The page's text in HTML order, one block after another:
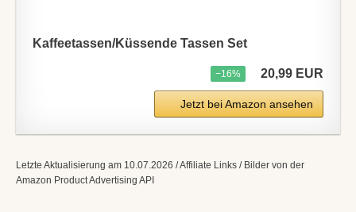
Kaffeetassen/Küssende Tassen Set
−16% 20,99 EUR
Jetzt bei Amazon ansehen
Letzte Aktualisierung am 10.07.2026 / Affiliate Links / Bilder von der
Amazon Product Advertising API